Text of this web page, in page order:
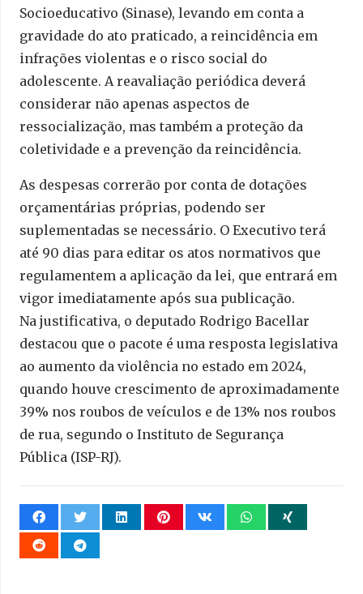
Socioeducativo (Sinase), levando em conta a
gravidade do ato praticado, a reincidência em
infrações violentas e o risco social do
adolescente. A reavaliação periódica deverá
considerar não apenas aspectos de
ressocialização, mas também a proteção da
coletividade e a prevenção da reincidência.
As despesas correrão por conta de dotações
orçamentárias próprias, podendo ser
suplementadas se necessário. O Executivo terá
até 90 dias para editar os atos normativos que
regulamentem a aplicação da lei, que entrará em
vigor imediatamente após sua publicação.
Na justificativa, o deputado Rodrigo Bacellar
destacou que o pacote é uma resposta legislativa
ao aumento da violência no estado em 2024,
quando houve crescimento de aproximadamente
39% nos roubos de veículos e de 13% nos roubos
de rua, segundo o Instituto de Segurança
Pública (ISP-RJ).